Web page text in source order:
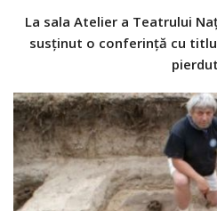
La sala Atelier a Teatrului
susținut o conferință cu